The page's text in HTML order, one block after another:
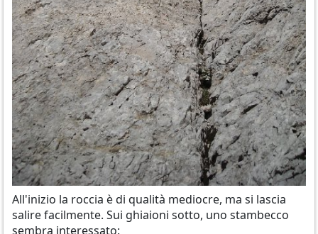
All'inizio la roccia è di qualità mediocre, ma si lascia
salire facilmente. Sui ghiaioni sotto, uno stambecco
sembra interessato: